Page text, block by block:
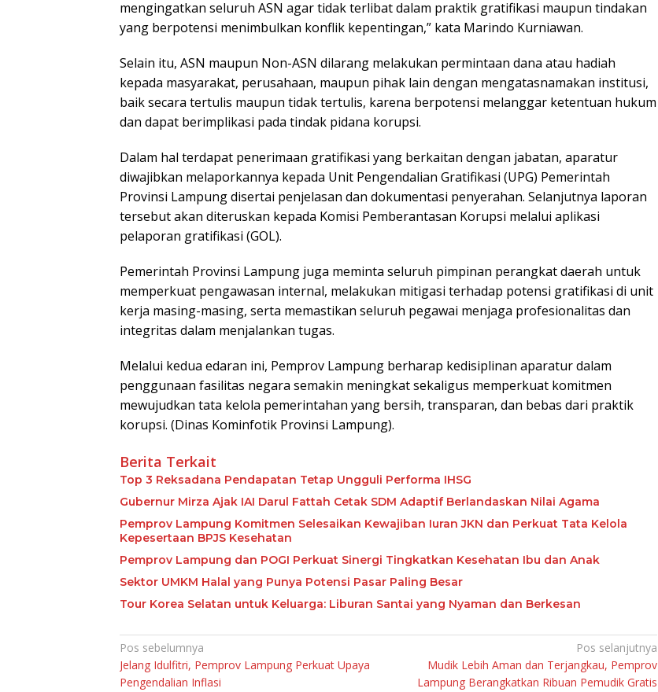
mengingatkan seluruh ASN agar tidak terlibat dalam praktik gratifikasi maupun tindakan
yang berpotensi menimbulkan konflik kepentingan,” kata Marindo Kurniawan.
Selain itu, ASN maupun Non-ASN dilarang melakukan permintaan dana atau hadiah
kepada masyarakat, perusahaan, maupun pihak lain dengan mengatasnamakan institusi,
baik secara tertulis maupun tidak tertulis, karena berpotensi melanggar ketentuan hukum
dan dapat berimplikasi pada tindak pidana korupsi.
Dalam hal terdapat penerimaan gratifikasi yang berkaitan dengan jabatan, aparatur
diwajibkan melaporkannya kepada Unit Pengendalian Gratifikasi (UPG) Pemerintah
Provinsi Lampung disertai penjelasan dan dokumentasi penyerahan. Selanjutnya laporan
tersebut akan diteruskan kepada Komisi Pemberantasan Korupsi melalui aplikasi
pelaporan gratifikasi (GOL).
Pemerintah Provinsi Lampung juga meminta seluruh pimpinan perangkat daerah untuk
memperkuat pengawasan internal, melakukan mitigasi terhadap potensi gratifikasi di unit
kerja masing-masing, serta memastikan seluruh pegawai menjaga profesionalitas dan
integritas dalam menjalankan tugas.
Melalui kedua edaran ini, Pemprov Lampung berharap kedisiplinan aparatur dalam
penggunaan fasilitas negara semakin meningkat sekaligus memperkuat komitmen
mewujudkan tata kelola pemerintahan yang bersih, transparan, dan bebas dari praktik
korupsi. (Dinas Kominfotik Provinsi Lampung).
Berita Terkait
Top 3 Reksadana Pendapatan Tetap Ungguli Performa IHSG
Gubernur Mirza Ajak IAI Darul Fattah Cetak SDM Adaptif Berlandaskan Nilai Agama
Pemprov Lampung Komitmen Selesaikan Kewajiban Iuran JKN dan Perkuat Tata Kelola
Kepesertaan BPJS Kesehatan
Pemprov Lampung dan POGI Perkuat Sinergi Tingkatkan Kesehatan Ibu dan Anak
Sektor UMKM Halal yang Punya Potensi Pasar Paling Besar
Tour Korea Selatan untuk Keluarga: Liburan Santai yang Nyaman dan Berkesan
Navigasi
pos
Pos sebelumnya
Jelang Idulfitri, Pemprov Lampung Perkuat Upaya
Pengendalian Inflasi
Pos selanjutnya
Mudik Lebih Aman dan Terjangkau, Pemprov
Lampung Berangkatkan Ribuan Pemudik Gratis